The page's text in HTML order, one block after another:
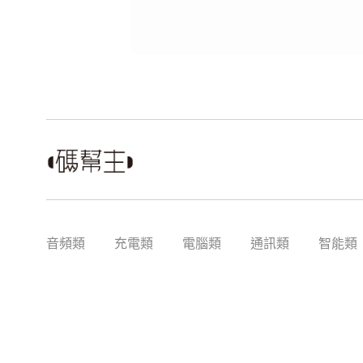
音頻類 充電類 電腦類 通訊類 智能類